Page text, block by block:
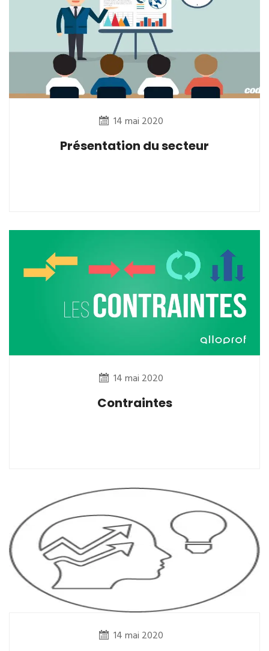
14 mai 2020
Présentation du secteur
14 mai 2020
Contraintes
14 mai 2020